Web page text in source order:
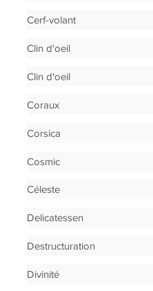
Cerf-volant
Clin d'oeil
Clin d'oeil
Coraux
Corsica
Cosmic
Céleste
Delicatessen
Destructuration
Divinité